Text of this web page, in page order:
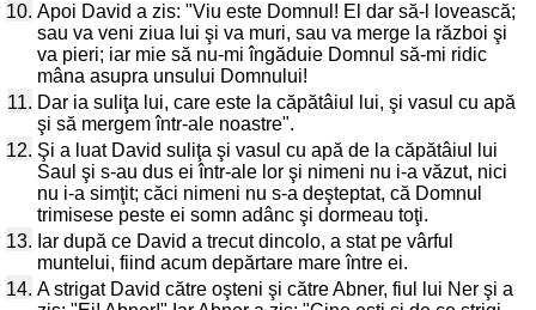
10. Apoi David a zis: "Viu este Domnul! El dar să-l lovească;
sau va veni ziua lui şi va muri, sau va merge la război şi
va pieri; iar mie să nu-mi îngăduie Domnul să-mi ridic
mâna asupra unsului Domnului!
11. Dar ia suliţa lui, care este la căpătâiul lui, şi vasul cu apă
şi să mergem într-ale noastre".
12. Şi a luat David suliţa şi vasul cu apă de la căpătâiul lui
Saul şi s-au dus ei într-ale lor şi nimeni nu i-a văzut, nici
nu i-a simţit; căci nimeni nu s-a deşteptat, că Domnul
trimisese peste ei somn adânc şi dormeau toţi.
13. Iar după ce David a trecut dincolo, a stat pe vârful
muntelui, fiind acum depărtare mare între ei.
14. A strigat David către oşteni şi către Abner, fiul lui Ner şi a